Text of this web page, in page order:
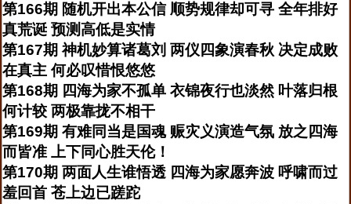
第166期 随机开出本公信 顺势规律却可寻 全年排好
真荒诞 预测高低是实情
第167期 神机妙算诸葛刘 两仪四象演春秋 决定成败
在真主 何必叹惜恨悠悠
第168期 四海为家不孤单 衣锦夜行也淡然 叶落归根
何计较 两极靠拢不相干
第169期 有难同当是国魂 赈灾义演造气氛 放之四海
而皆准 上下同心胜天伦！
第170期 两面人生谁悟透 四海为家愿奔波 呼啸而过
羞回首 苍上边已蹉跎